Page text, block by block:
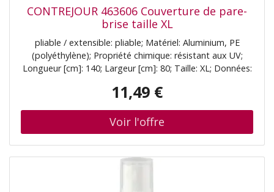
CONTREJOUR 463606 Couverture de pare-
brise taille XL
pliable / extensible: pliable; Matériel: Aluminium, PE
(polyéthylène); Propriété chimique: résistant aux UV;
Longueur [cm]: 140; Largeur [cm]: 80; Taille: XL; Données:
debout
11,49 €